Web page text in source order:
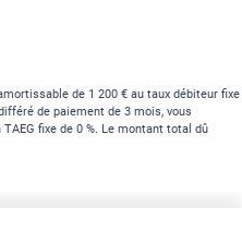
de 1 200 € au taux débiteur fixe
de paiement de 3 mois, vous
fixe de 0 %. Le montant total dû